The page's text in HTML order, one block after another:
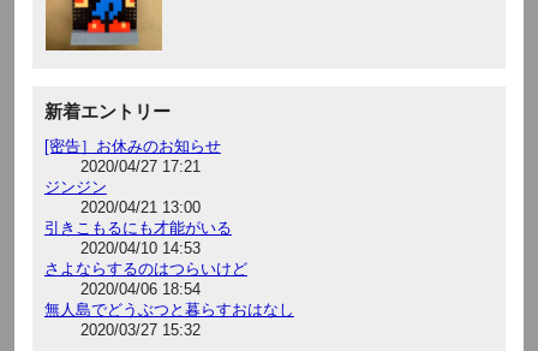
新着エントリー
[密告］お休みのお知らせ
2020/04/27 17:21
ジンジン
2020/04/21 13:00
引きこもるにも才能がいる
2020/04/10 14:53
さよならするのはつらいけど
2020/04/06 18:54
無人島でどうぶつと暮らすおはなし
2020/03/27 15:32